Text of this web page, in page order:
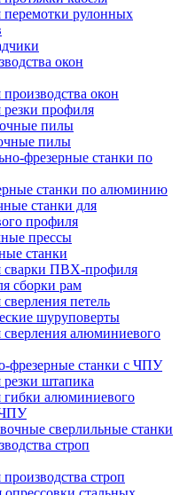
перемотки рулонных
окон
окон
профиля
пилы
пилы
фрезерные станки по
станки по алюминию
станки для
профиля
прессы
станки
сварки ПВХ-профиля
сборки рам
петель
шуруповерты
сверления алюминиевого
фрезерные станки с ЧПУ
штапика
гибки алюминиевого
ЧПУ
сверлильные станки
строп
строп